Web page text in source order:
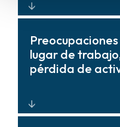
Sistemas e
respaldar el
documentación,
acreditación y
lugar de
pérdida de